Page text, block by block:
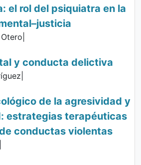
el rol del psiquiatra en la
y conducta delictiva
de la agresividad y
estrategias terapéuticas
conductas violentas